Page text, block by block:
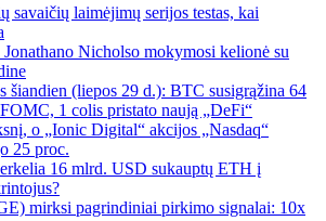
savaičių laimėjimų serijos testas, kai
Jonathano Nicholso mokymosi kelionė su
šiandien (liepos 29 d.): BTC susigrąžina 64
1 colis pristato naują „DeFi“
o „Ionic Digital“ akcijos „Nasdaq“
25 proc.
16 mlrd. USD sukauptų ETH į
mirksi pagrindiniai pirkimo signalai: 10x